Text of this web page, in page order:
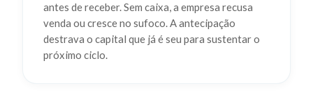
antes de receber. Sem caixa, a empresa recusa
venda ou cresce no sufoco. A antecipação
destrava o capital que já é seu para sustentar o
próximo ciclo.